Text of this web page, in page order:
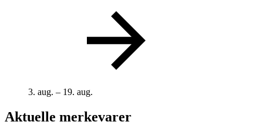
3. aug. – 19. aug.
Aktuelle merkevarer